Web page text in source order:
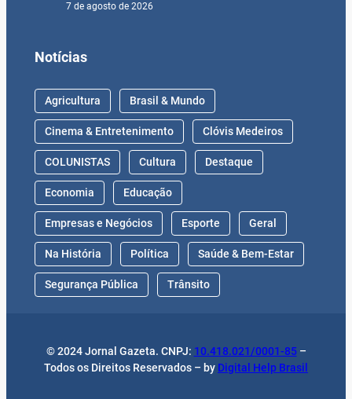
7 de agosto de 2026
Notícias
Agricultura Brasil & Mundo
Cinema & Entretenimento Clóvis Medeiros
COLUNISTAS Cultura Destaque
Economia Educação
Empresas e Negócios Esporte Geral
Na História Política Saúde & Bem-Estar
Segurança Pública Trânsito
© 2024 Jornal Gazeta. CNPJ: 10.418.021/0001-85–
Todos os Direitos Reservados – by Digital Help Brasil